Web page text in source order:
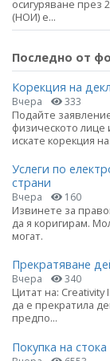
осигуряване през
(НОИ) е...
Последно от
Корекция на
Вчера 333
Подайте
физическото
искате корекция
Услеги по
страни
Вчера 160
Извинете за
да я коригирам.
могат.
Прекратяване
Вчера 340
Цитат на:
да е прекратила
предпо...
Покупка на